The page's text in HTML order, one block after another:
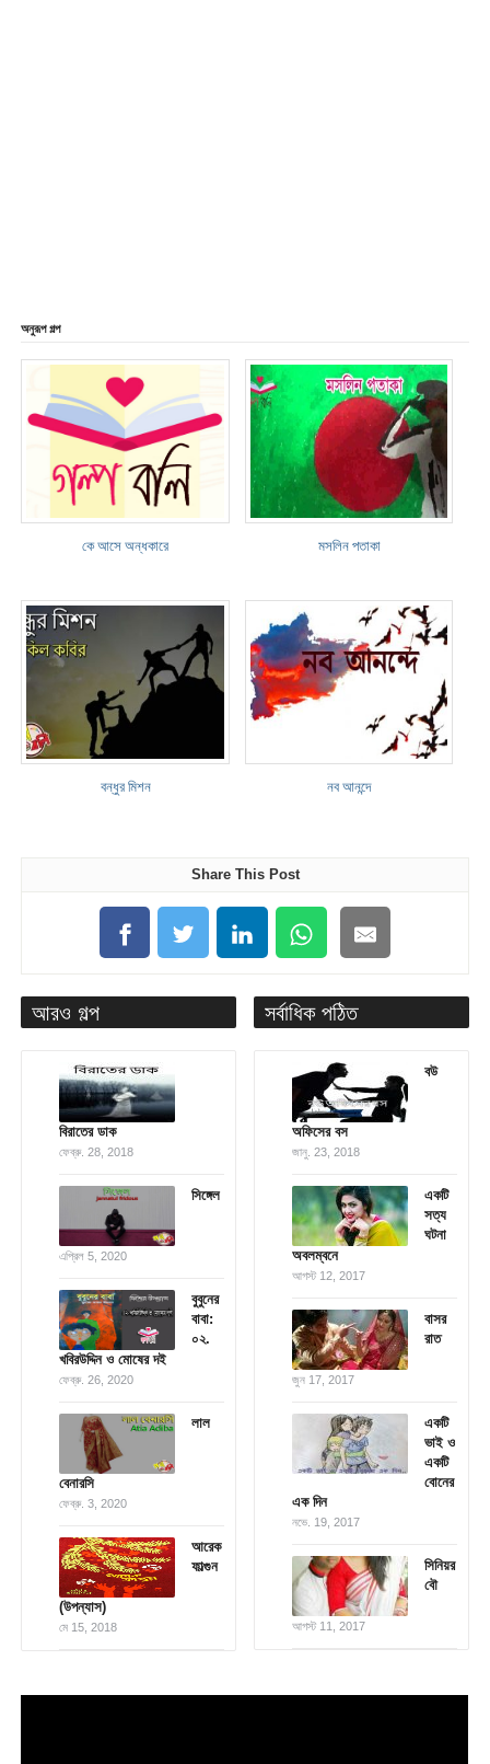
অনুরূপ গল্প
কে আসে অন্ধকারে মসলিন পতাকা
বন্ধুর মিশন নব আনন্দে
Share This Post
আরও গল্প
বিরাতের ডাক
ফেব্রু. 28, 2018
সিঙ্গেল
এপ্রিল 5, 2020
বুবুনের
বাবা:
০২.
খবিরউদ্দিন ও মোষের দই
ফেব্রু. 26, 2020
লাল
বেনারসি
ফেব্রু. 3, 2020
আরেক
ফাল্গুন
(উপন্যাস)
মে 15, 2018
সর্বাধিক পঠিত
বউ
অফিসের বস
জানু. 23, 2018
একটি
সত্য
ঘটনা
অবলম্বনে
আগস্ট 12, 2017
বাসর
রাত
জুন 17, 2017
একটি
ভাই ও
একটি
বোনের
এক দিন
নভে. 19, 2017
সিনিয়র
বৌ
আগস্ট 11, 2017